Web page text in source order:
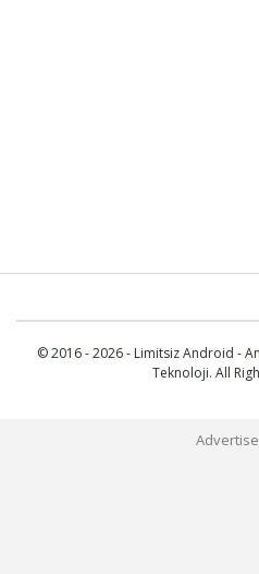
© 2016 - 2026 - Limitsiz Android -
Teknoloji. All